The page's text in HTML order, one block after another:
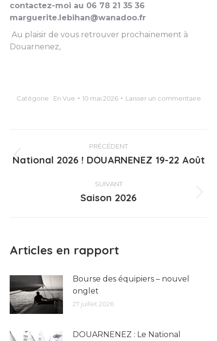
contactez-moi au 06 78 21 35 36
marguerite.lebihan@wanadoo.fr
Au plaisir de vous retrouver prochainement à
Douarnenez,
Catégorie : En Vue 10 mai 2026 Laisser un commentaire
Navigation
article
PRÉCÉDENT
Article
:
National 2026 ! DOUARNENEZ 19-22 Août
SUIVANT
Article
Saison 2026
Articles en rapport
Bourse des équipiers – nouvel
onglet
27 juillet 2026
DOUARNENEZ : Le National